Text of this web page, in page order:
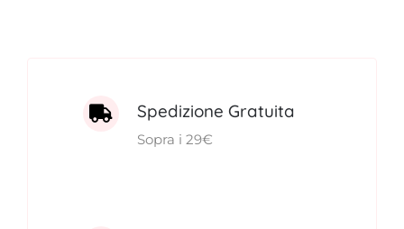
Spedizione Gratuita
Sopra i 29€